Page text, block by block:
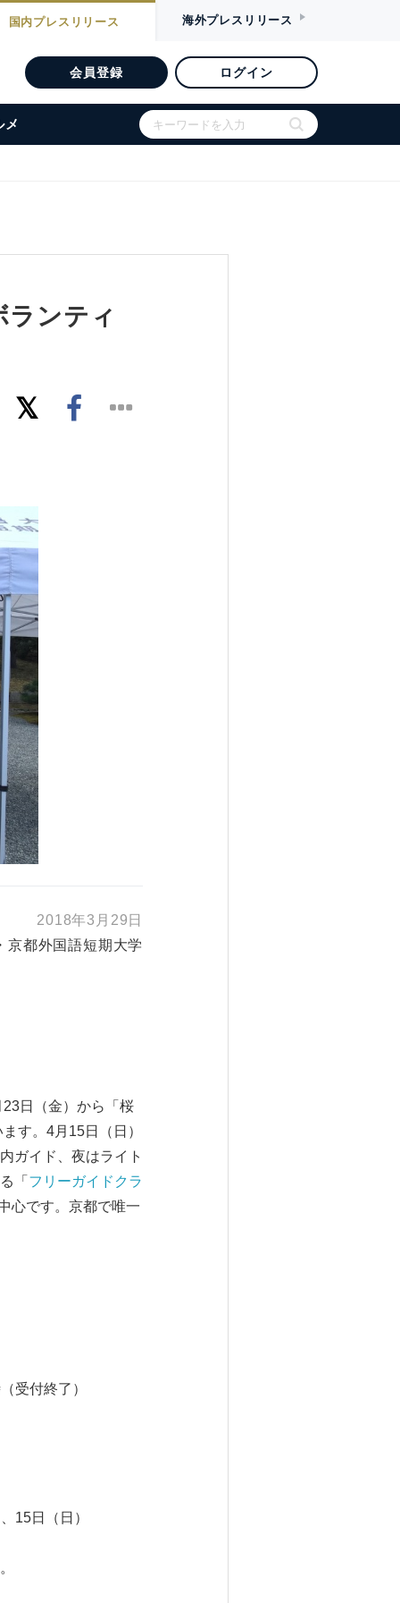
国内プレスリリース 海外プレスリリース
会員登録 ログイン
メ
ランティ
2018年3月29日
京都外国語短期大学
日（金）から「桜
す。4月15日（日）
ガイド、夜はライト
「 フリーガイドクラ
心です。京都で唯一
受付終了）
15日（日）